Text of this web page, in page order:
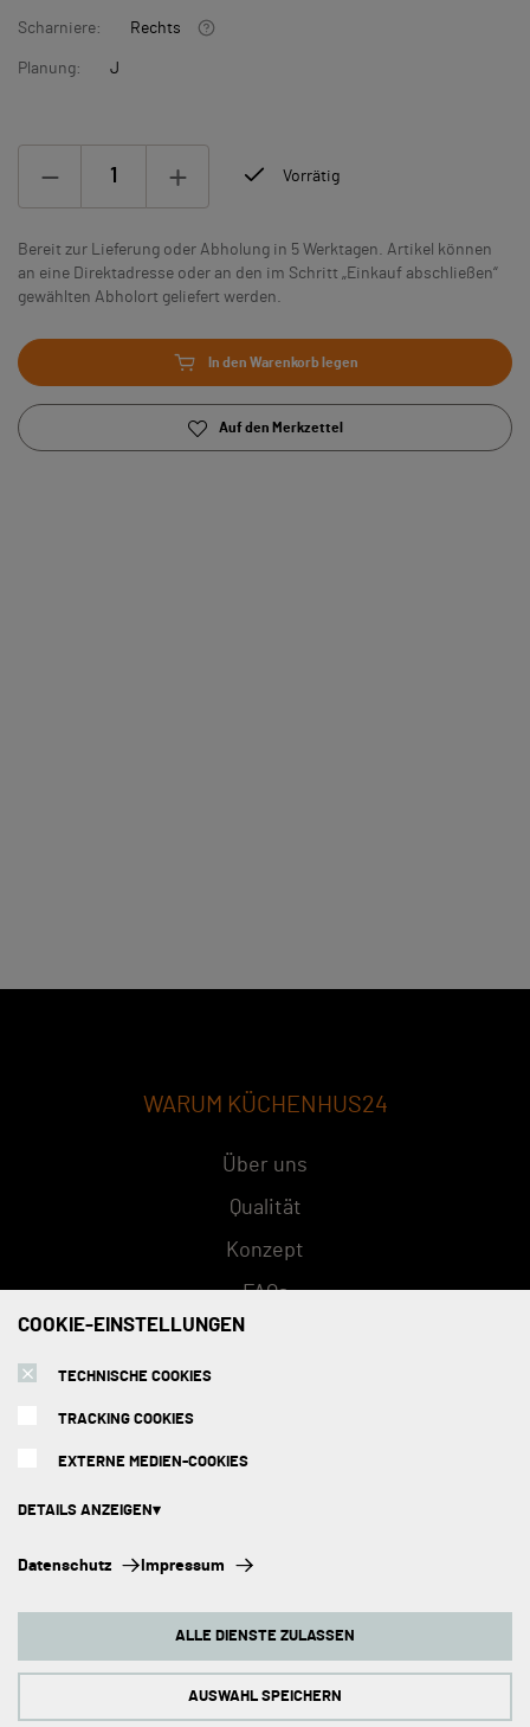
COOKIE-EINSTELLUNGEN
TECHNISCHE COOKIES
TRACKING COOKIES
EXTERNE MEDIEN-COOKIES
DETAILS ANZEIGEN
Technische Cookies:
Um unsere Website kontinuierlich zu verbessern, analysieren wir die
Verhaltensweisen der Besucher. Dazu nutzen wir Tracking Cookies für
Datenschutz Impressum
AUSWAHL SPEICHERN
ALLE DIENSTE ZULASSEN
Scharniere: Rechts
Planung: J
Vorrätig
Bereit zur Lieferung oder Abholung in 5 Werktagen. Artikel können
an eine Direktadresse oder an den im Schritt „Einkauf abschließen“
gewählten Abholort geliefert werden.
In den Warenkorb legen
Auf den Merkzettel
WARUM KÜCHENHUS24
Über uns
Qualität
Konzept
FAQs
Beratungstermin